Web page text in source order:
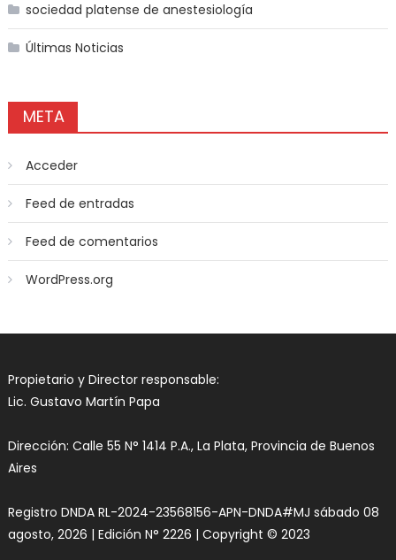
sociedad platense de anestesiología
Últimas Noticias
META
Acceder
Feed de entradas
Feed de comentarios
WordPress.org
Propietario y Director responsable:
Lic. Gustavo Martín Papa
Dirección: Calle 55 N° 1414 P.A., La Plata, Provincia de Buenos
Aires
Registro DNDA RL-2024-23568156-APN-DNDA#MJ sábado 08
agosto, 2026 | Edición N° 2226 | Copyright © 2023